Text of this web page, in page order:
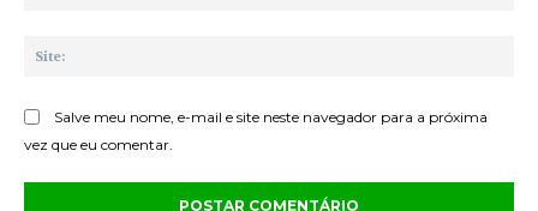
Salve meu nome, e-mail e site neste navegador para a próxima
vez que eu comentar.